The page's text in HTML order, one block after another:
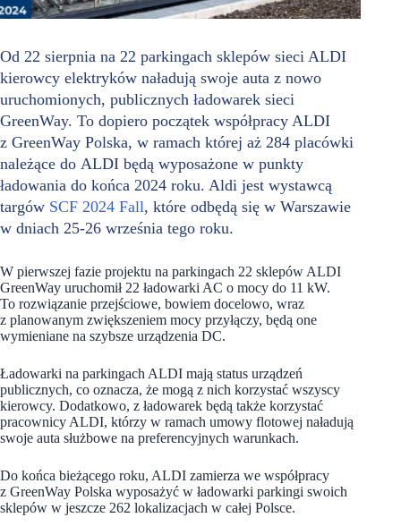
Od 22 sierpnia na 22 parkingach sklepów sieci ALDI
kierowcy elektryków naładują swoje auta z nowo
uruchomionych, publicznych ładowarek sieci
GreenWay. To dopiero początek współpracy ALDI
z GreenWay Polska, w ramach której aż 284 placówki
należące do ALDI będą wyposażone w punkty
ładowania do końca 2024 roku. Aldi jest wystawcą
targów SCF 2024 Fall, które odbędą się w Warszawie
w dniach 25-26 września tego roku.
W pierwszej fazie projektu na parkingach 22 sklepów ALDI
GreenWay uruchomił 22 ładowarki AC o mocy do 11 kW.
To rozwiązanie przejściowe, bowiem docelowo, wraz
z planowanym zwiększeniem mocy przyłączy, będą one
wymieniane na szybsze urządzenia DC.
Ładowarki na parkingach ALDI mają status urządzeń
publicznych, co oznacza, że mogą z nich korzystać wszyscy
kierowcy. Dodatkowo, z ładowarek będą także korzystać
pracownicy ALDI, którzy w ramach umowy flotowej naładują
swoje auta służbowe na preferencyjnych warunkach.
Do końca bieżącego roku, ALDI zamierza we współpracy
z GreenWay Polska wyposażyć w ładowarki parkingi swoich
sklepów w jeszcze 262 lokalizacjach w całej Polsce.